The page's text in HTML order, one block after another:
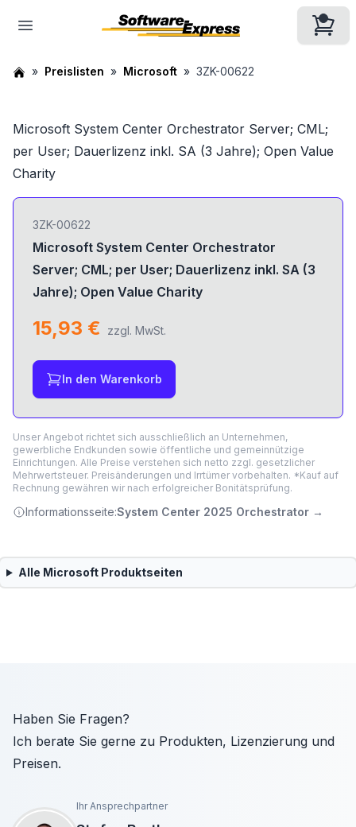
Preislisten Microsoft 3ZK-00622
Microsoft System Center Orchestrator Server; CML;
per User; Dauerlizenz inkl. SA (3 Jahre); Open Value
Charity
3ZK-00622
Microsoft System Center Orchestrator
Server; CML; per User; Dauerlizenz inkl. SA (3
Jahre); Open Value Charity
15,93 € zzgl. MwSt.
In den Warenkorb
Unser Angebot richtet sich ausschließlich an Unternehmen,
gewerbliche Endkunden sowie öffentliche und gemeinnützige
Einrichtungen. Alle Preise verstehen sich netto zzgl. gesetzlicher
Mehrwertsteuer. Preisänderungen und Irrtümer vorbehalten. *Kauf auf
Rechnung gewähren wir nach erfolgreicher Bonitätsprüfung.
Informationsseite:System Center 2025 Orchestrator →
Alle MicrosoftProduktseiten
Haben Sie Fragen?
Ich berate Sie gerne zu Produkten, Lizenzierung und
Preisen.
Ihr Ansprechpartner